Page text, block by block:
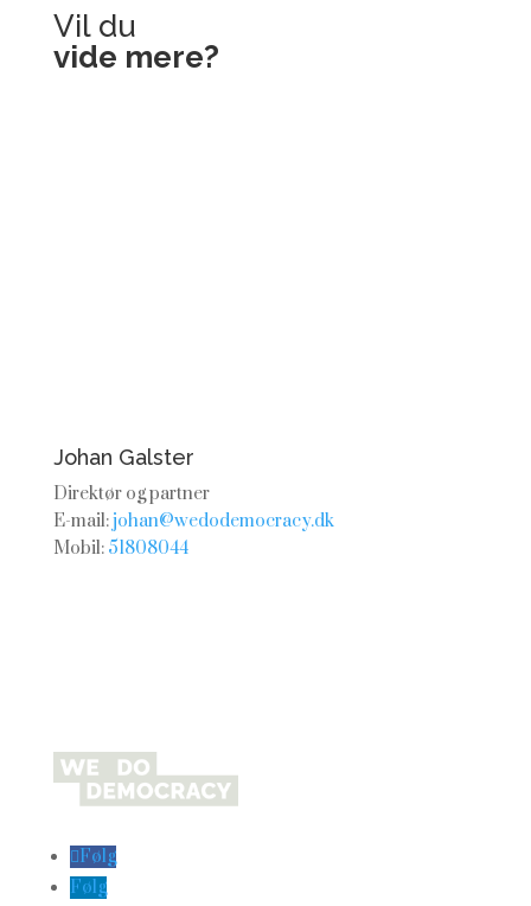
Vil du
vide mere?
Johan Galster
Direktør og partner
E-mail:johan@wedodemocracy.dk
Mobil: 51808044
Følg
Følg